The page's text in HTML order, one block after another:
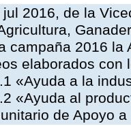
2016, de la
campaña 2016
elaborados
«Ayuda a la
«Ayuda al
de Apoyo